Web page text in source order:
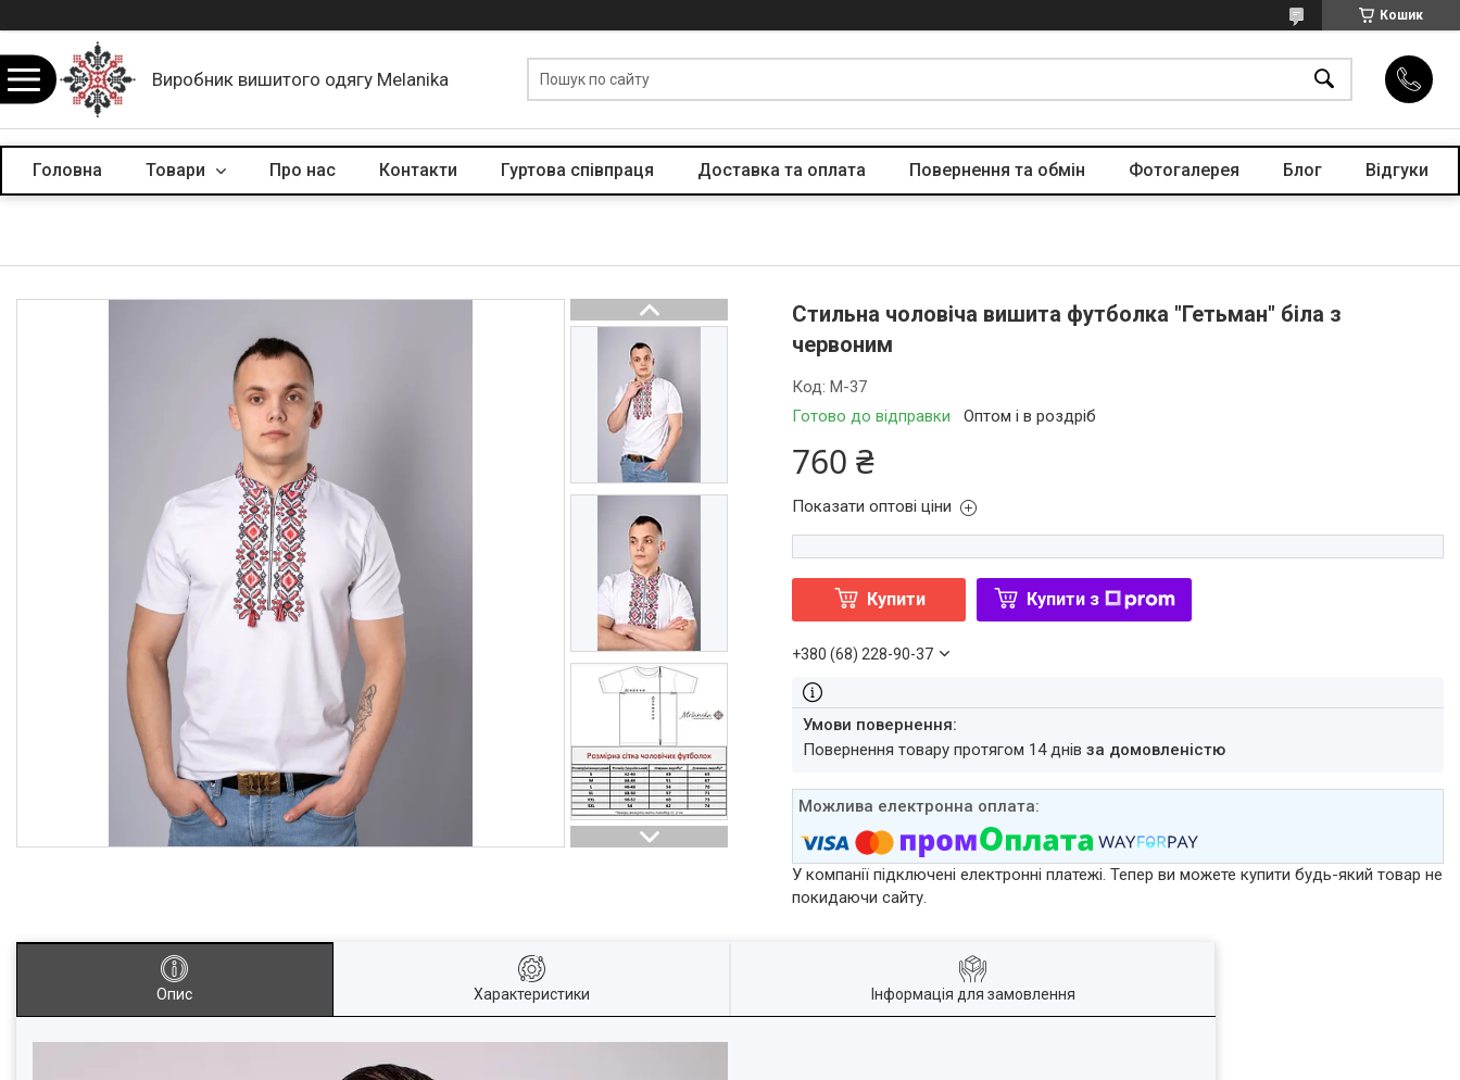
Кошик
Виробник вишитого одягу Melanika
Головна Товари Про нас Контакти Гуртова співпраця Доставка та оплата Повернення та обмін Фотогалерея Блог Відгуки
Стильна чоловіча вишита футболка "Гетьман" біла з
червоним
Готово до відправки Оптом і в роздріб
Код:М-37
760 ₴
Показати оптові ціни
Купити Купити з
+380 (68) 228-90-37
повернення товару протягом 14 днівза домовленістю
У компанії підключені електронні платежі. Тепер ви можете купити будь-який товар не
покидаючи сайту.
Опис Характеристики Інформація для замовлення